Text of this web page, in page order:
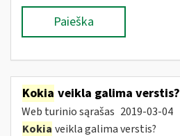
Paieška
Kokia veikla galima verstis?
Web turinio sąrašas 2019-03-04
Kokia veikla galima verstis?